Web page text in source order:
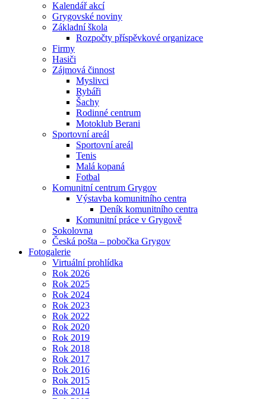
Kalendář akcí
Grygovské noviny
Základní škola
Rozpočty příspěvkové organizace
Firmy
Hasiči
Zájmová činnost
Myslivci
Rybáři
Šachy
Rodinné centrum
Motoklub Berani
Sportovní areál
Sportovní areál
Tenis
Malá kopaná
Fotbal
Komunitní centrum Grygov
Výstavba komunitního centra
Deník komunitního centra
Komunitní práce v Grygově
Sokolovna
Česká pošta – pobočka Grygov
Fotogalerie
Virtuální prohlídka
Rok 2026
Rok 2025
Rok 2024
Rok 2023
Rok 2022
Rok 2020
Rok 2019
Rok 2018
Rok 2017
Rok 2016
Rok 2015
Rok 2014